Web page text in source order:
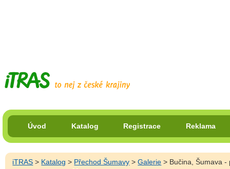
Úvod Katalog Registrace Reklama
iTRAS > Katalog > Přechod Šumavy >Galerie > Bučina, Šumava -